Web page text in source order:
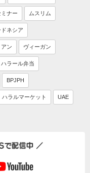
ナー ムスリム
ドネシア
ン ヴィーガン
ハラール弁当
BPJPH
ハラルマーケット UAE